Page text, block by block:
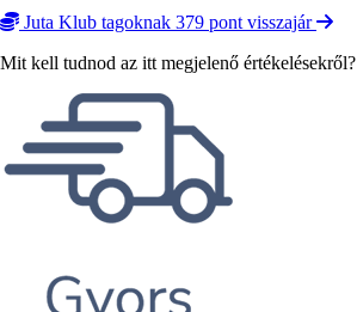
Juta Klub tagoknak 379 pont visszajár
Mit kell tudnod az itt megjelenő értékelésekről?